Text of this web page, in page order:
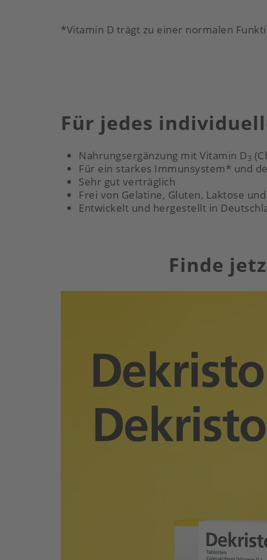
*Vitamin D trägt zu einer normalen
Für jedes
Nahrungsergänzung mit Vitamin D3
Für ein starkes Immunsystem* und
Sehr gut verträglich
Frei von Gelatine, Gluten, Laktose
Entwickelt und hergestellt in
Finde